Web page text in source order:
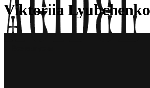
Viktoriia Lyubchenko